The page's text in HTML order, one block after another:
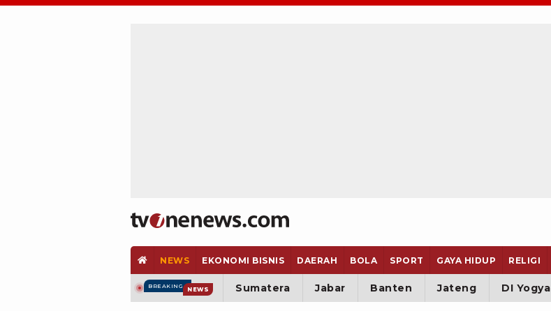
NEWS EKONOMI BISNIS DAERAH BOLA SPORT GAYA HIDUP RELIGI
BREAKING NEWS Sumatera Jabar Banten Jateng DI Yogya